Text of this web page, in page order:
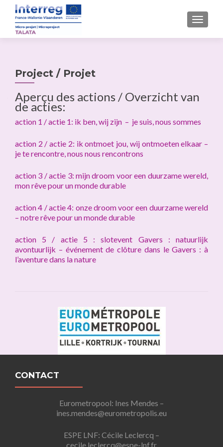
MENU
Project / Projet
Aperçu des actions / Overzicht van
de acties:
action 1 / actie 1: ik ben, wij zijn – je suis, nous sommes
action 2 / actie 2: ik ontmoet jou, wij ontmoeten elkaar –
je te rencontre, nous nous rencontrons
action 3 / actie 3: mijn droom voor een duurzame wereld,
mon rêve pour un monde durable
action 4 / actie 4: onze droom voor een duurzame wereld
– notre rêve pour un monde durable
action 5 / actie 5 : slotevent Gavers : natuurlijk
avontuurlijk – événement de clôture dans le Gavers : à
l’aventure dans la nature
CONTACT
Eurometropool: Ines Mendes –
ines.mendes@eurometropolis.eu
ESPE LNF: Cécile Leclercq –
cecile. leclercq@espe-lnf.fr